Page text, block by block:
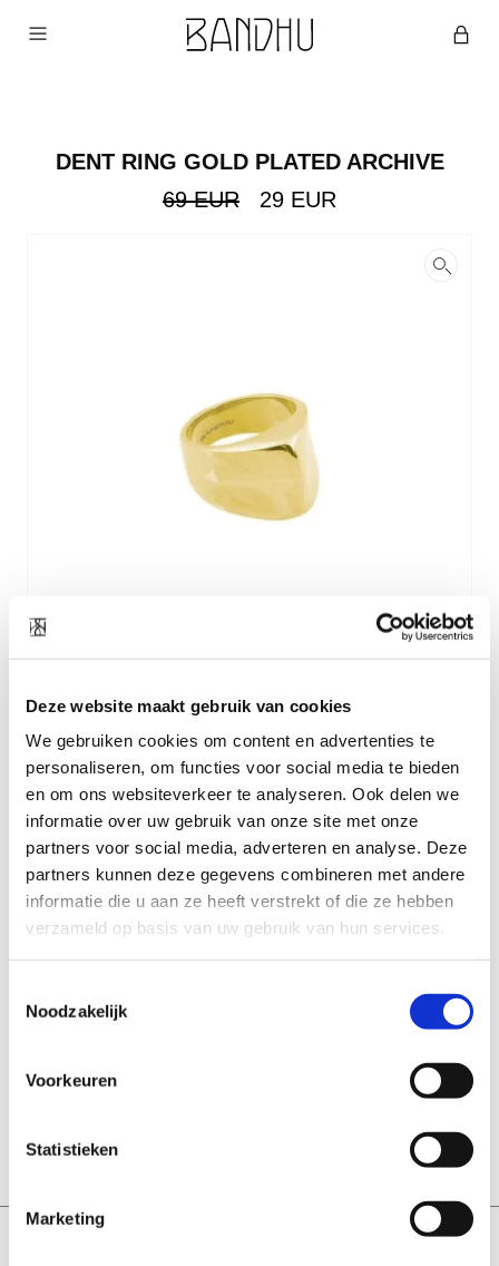
Deze website maakt gebruik van cookies
We gebruiken cookies om content en advertenties te
personaliseren, om functies voor social media te bieden
en om ons websiteverkeer te analyseren. Ook delen we
informatie over uw gebruik van onze site met onze
partners voor social media, adverteren en analyse. Deze
partners kunnen deze gegevens combineren met andere
informatie die u aan ze heeft verstrekt of die ze hebben
verzameld op basis van uw gebruik van hun services.
Noodzakelijk
Voorkeuren
Statistieken
Marketing
DENT RING GOLD PLATED ARCHIVE
69EUR
Original
29 EUR
Material
stainless steel gold plated
Width
1,5 cm